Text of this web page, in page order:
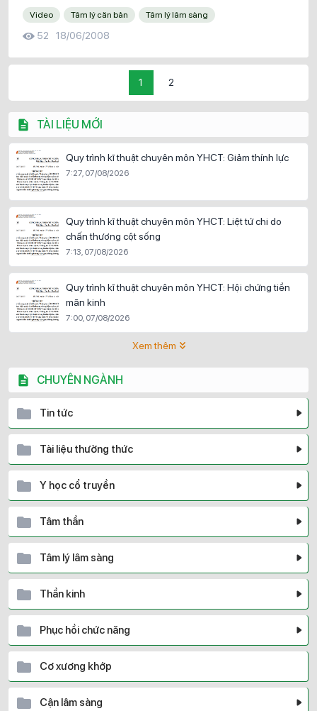
TÀI LIỆU MỚI
Quy trình kĩ thuật chuyên môn YHCT: Giảm thính lực
7:27, 07/08/2026
Quy trình kĩ thuật chuyên môn YHCT: Liệt tứ chi do
chấn thương cột sống
7:13, 07/08/2026
Quy trình kĩ thuật chuyên môn YHCT: Hội chứng tiền
mãn kinh
7:00, 07/08/2026
Xem thêm
CHUYÊN NGÀNH
Tin tức
Tài liệu thường thức
Y học cổ truyền
Tâm thần
Tâm lý lâm sàng
Thần kinh
Phục hồi chức năng
Cơ xương khớp
Cận lâm sàng
Video Tâm lý căn bản Tâm lý lâm sàng
52 18/06/2008
1 2